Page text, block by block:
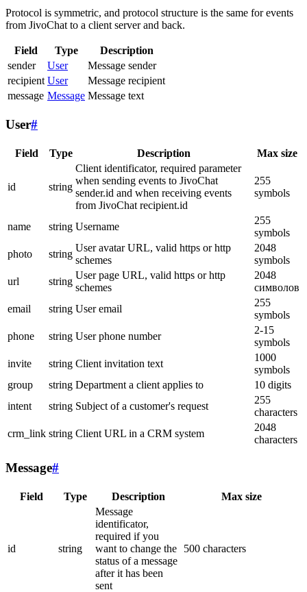
Protocol is symmetric, and protocol structure is the same for events
from JivoChat to a client server and back.
Field Type
Description
sender
User
Message sender
recipient User
Message recipient
message Message Message text
User#
Field Type Description Max size
id string
Client identificator, required parameter
when sending events to JivoChat
sender.id and when receiving events
from JivoChat recipient.id
255
symbols
name string Username
255
symbols
photo
string
User avatar URL, valid https or http
schemes
2048
symbols
url
string
User page URL, valid https or http
schemes
2048
символов
email
string User email
255
symbols
phone
string User phone number
2-15
symbols
invite
string Client invitation text
1000
symbols
group
string Department a client applies to
10 digits
intent
string Subject of a customer's request
255
characters
crm_link string Client URL in a CRM system
2048
characters
Message#
Field Type Description Max size
id string
Message
identificator,
required if you
want to change the
status of a message
after it has been
sent
500 characters